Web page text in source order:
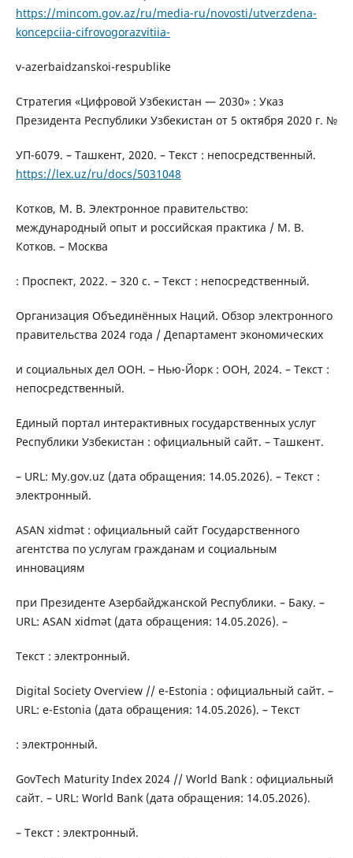
https://mincom.gov.az/ru/media-ru/novosti/utverzdena-
koncepciia-cifrovogorazvitiia-
v-azerbaidzanskoi-respublike
Стратегия «Цифровой Узбекистан — 2030» : Указ
Президента Республики Узбекистан от 5 октября 2020 г. №
УП-6079. – Ташкент, 2020. – Текст : непосредственный.
https://lex.uz/ru/docs/5031048
Котков, М. В. Электронное правительство:
международный опыт и российская практика / М. В.
Котков. – Москва
: Проспект, 2022. – 320 с. – Текст : непосредственный.
Организация Объединённых Наций. Обзор электронного
правительства 2024 года / Департамент экономических
и социальных дел ООН. – Нью-Йорк : ООН, 2024. – Текст :
непосредственный.
Единый портал интерактивных государственных услуг
Республики Узбекистан : официальный сайт. – Ташкент.
– URL: My.gov.uz (дата обращения: 14.05.2026). – Текст :
электронный.
ASAN xidmət : официальный сайт Государственного
агентства по услугам гражданам и социальным
инновациям
при Президенте Азербайджанской Республики. – Баку. –
URL: ASAN xidmət (дата обращения: 14.05.2026). –
Текст : электронный.
Digital Society Overview // e-Estonia : официальный сайт. –
URL: e-Estonia (дата обращения: 14.05.2026). – Текст
: электронный.
GovTech Maturity Index 2024 // World Bank : официальный
сайт. – URL: World Bank (дата обращения: 14.05.2026).
– Текст : электронный.